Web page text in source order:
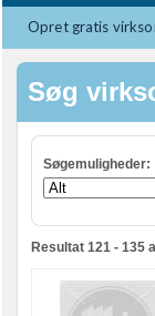
Opret gratis
Søg
Søgemuligheder:
Resultat 121 - 135